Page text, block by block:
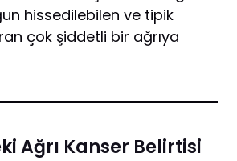
hissedilebilen ve tipik
çok şiddetli bir ağrıya
Ağrı Kanser Belirtisi